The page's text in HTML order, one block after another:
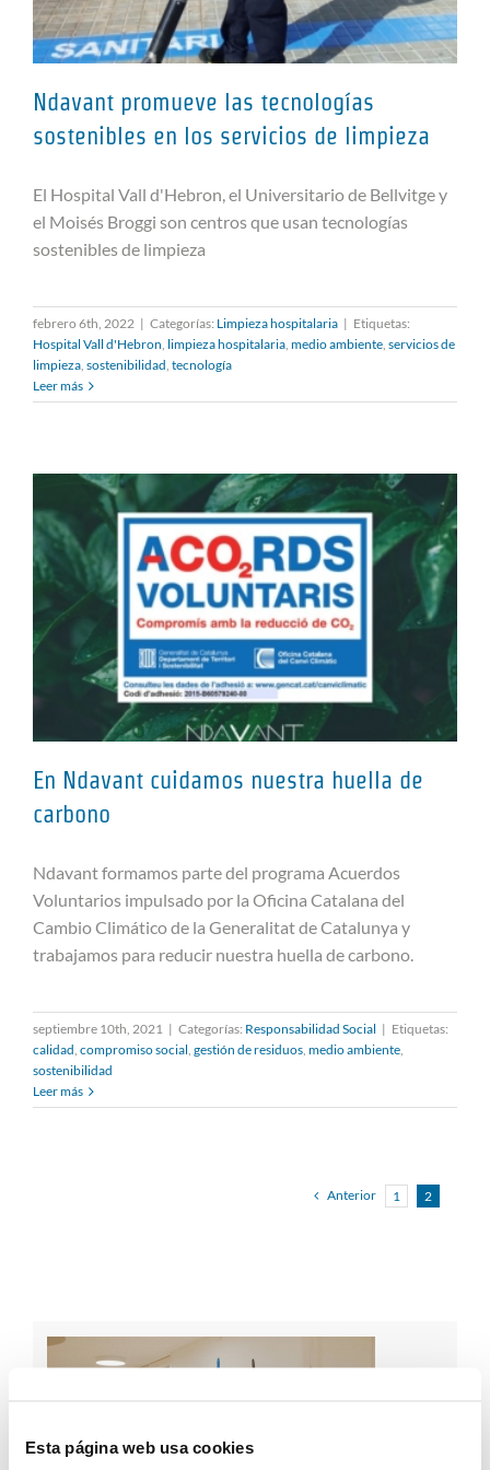
Esta página web usa cookies
Ndavant promueve las
tecnologías sostenibles en los
servicios de limpieza
Ndavant promueve las tecnologías
sostenibles en los servicios de limpieza
El Hospital Vall d'Hebron, el Universitario de Bellvitge y
el Moisés Broggi son centros que usan tecnologías
sostenibles de limpieza
febrero 6th, 2022 | Categorías: Limpieza hospitalaria | Etiquetas:
Hospital Vall d'Hebron, limpieza hospitalaria, medio ambiente, servicios de
limpieza, sostenibilidad, tecnología
Leer más
En Ndavant cuidamos nuestra
huella de carbono
En Ndavant cuidamos nuestra huella de
carbono
Ndavant formamos parte del programa Acuerdos
Voluntarios impulsado por la Oficina Catalana del
Cambio Climático de la Generalitat de Catalunya y
trabajamos para reducir nuestra huella de carbono.
septiembre 10th, 2021 | Categorías: Responsabilidad Social | Etiquetas:
calidad, compromiso social, gestión de residuos, medio ambiente,
sostenibilidad
Leer más
Anterior 1 2